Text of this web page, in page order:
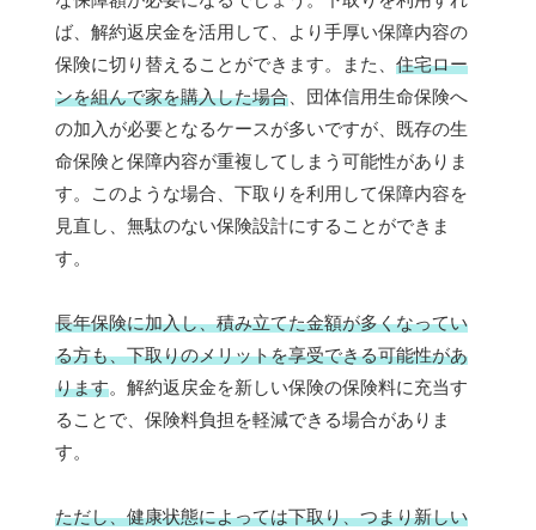
ば、解約返戻金を活用して、より手厚い保障内容の
保険に切り替えることができます。また、 住宅ロー
ンを組んで家を購入した場合 、団体信用生命保険へ
の加入が必要となるケースが多いですが、既存の生
命保険と保障内容が重複してしまう可能性がありま
す。このような場合、下取りを利用して保障内容を
見直し、無駄のない保険設計にすることができま
す。
長年保険に加入し、積み立てた金額が多くなってい
る方も、下取りのメリットを享受できる可能性があ
ります。解約返戻金を新しい保険の保険料に充当す
ることで、保険料負担を軽減できる場合がありま
す。
ただし、健康状態によっては下取り、つまり新しい